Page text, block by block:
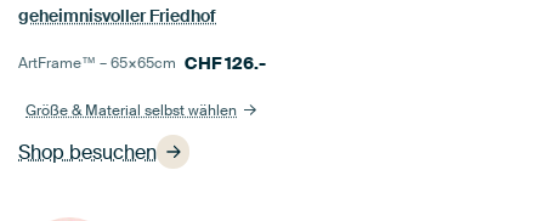
Shop besuchen
geheimnisvoller Friedhof
ArtFrame™ –65×65cm CHF126.-
Größe & Material selbst wählen